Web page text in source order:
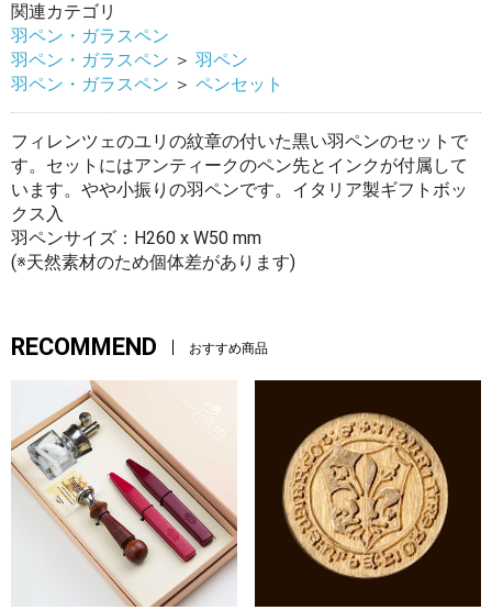
関連カテゴリ
羽ペン・ガラスペン
羽ペン・ガラスペン ＞ 羽ペン
羽ペン・ガラスペン ＞ ペンセット
フィレンツェのユリの紋章の付いた黒い羽ペンのセットで
す。セットにはアンティークのペン先とインクが付属して
います。やや小振りの羽ペンです。イタリア製ギフトボッ
クス入
羽ペンサイズ：H260 x W50 mm
(※天然素材のため個体差があります)
RECOMMEND おすすめ商品